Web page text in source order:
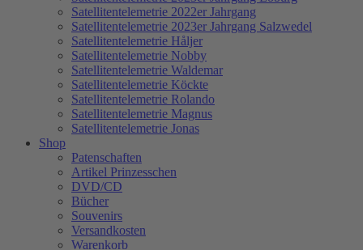
Satellitentelemetrie 2022er Jahrgang
Satellitentelemetrie 2023er Jahrgang Salzwedel
Satellitentelemetrie Håljer
Satellitentelemetrie Nobby
Satellitentelemetrie Waldemar
Satellitentelemetrie Köckte
Satellitentelemetrie Rolando
Satellitentelemetrie Magnus
Satellitentelemetrie Jonas
Shop
Patenschaften
Artikel Prinzesschen
DVD/CD
Bücher
Souvenirs
Versandkosten
Warenkorb